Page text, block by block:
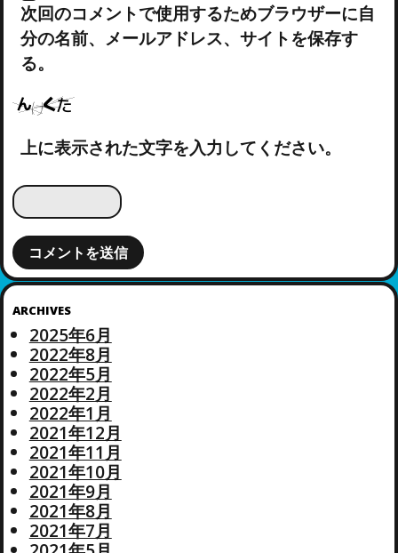
次回のコメントで使用するためブラウザーに自
分の名前、メールアドレス、サイトを保存す
る。
上に表示された文字を入力してください。
ARCHIVES
2025年6月
2022年8月
2022年5月
2022年2月
2022年1月
2021年12月
2021年11月
2021年10月
2021年9月
2021年8月
2021年7月